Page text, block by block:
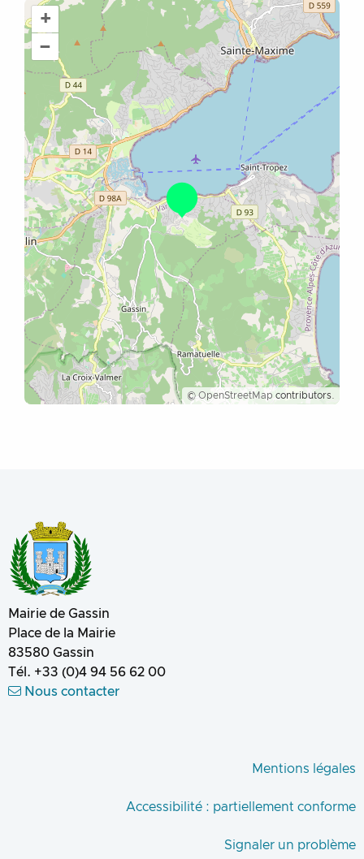
+
–
©OpenStreetMap contributors.
Mairie de Gassin
Place de la Mairie
83580 Gassin
Tél. +33 (0)4 94 56 62 00
Nous contacter
Mentions légales
Accessibilité : partiellement conforme
Signaler un problème